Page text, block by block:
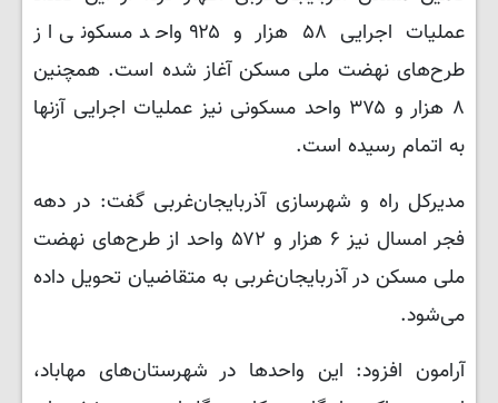
عملیات اجرایی ۵۸ هزار و ۹۲۵ واحد مسکونی از
طرح‌های نهضت ملی مسکن آغاز شده است. همچنین
۸ هزار و ۳۷۵ واحد مسکونی نیز عملیات اجرایی آزنها
به اتمام رسیده است.
مدیرکل راه و شهرسازی آذربایجان‌غربی گفت: در دهه
فجر امسال نیز ۶ هزار و ۵۷۲ واحد از طرح‌های نهضت
ملی مسکن در آذربایجان‌غربی به متقاضیان تحویل داده
می‌شود.
آرامون افزود: این واحدها در شهرستان‌های مهاباد،